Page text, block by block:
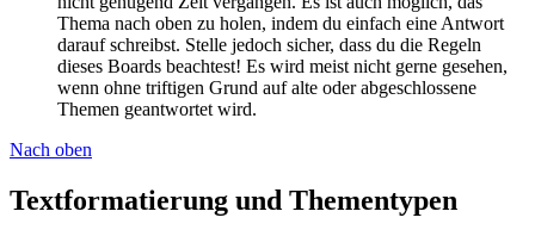
Thema nach oben zu holen, indem du einfach eine Antwort
darauf schreibst. Stelle jedoch sicher, dass du die Regeln
dieses Boards beachtest! Es wird meist nicht gerne gesehen,
wenn ohne triftigen Grund auf alte oder abgeschlossene
Themen geantwortet wird.
Nach oben
Textformatierung und Thementypen